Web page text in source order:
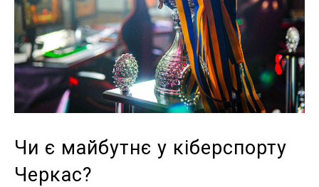
Чи є майбутнє у кіберспорту
Черкас?